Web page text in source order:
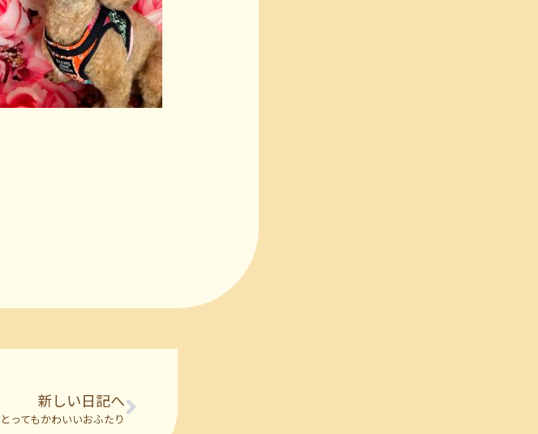
新しい日記へ
とってもかわいいおふたり